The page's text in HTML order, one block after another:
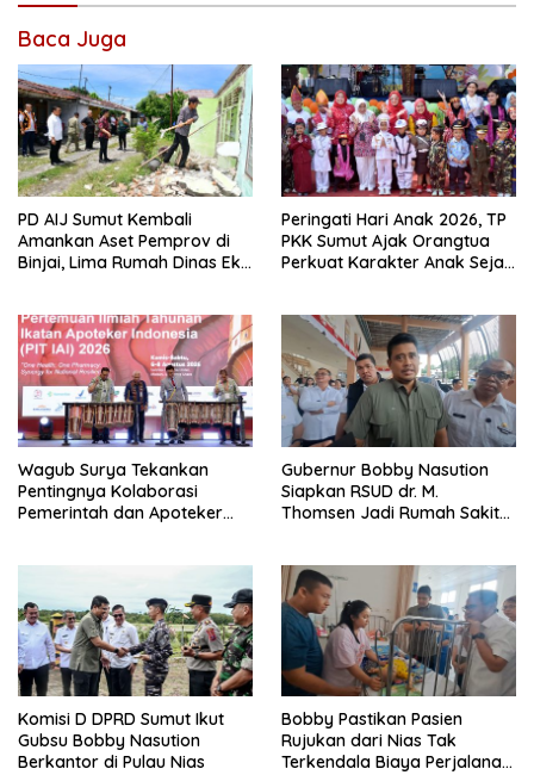
Baca Juga
PD AIJ Sumut Kembali
Amankan Aset Pemprov di
Binjai, Lima Rumah Dinas Eks
Peringati Hari Anak 2026, TP
PKK Sumut Ajak Orangtua
Perkuat Karakter Anak Sejak
Wagub Surya Tekankan
Pentingnya Kolaborasi
Pemerintah dan Apoteker
Gubernur Bobby Nasution
Siapkan RSUD dr. M.
Thomsen Jadi Rumah Sakit
Komisi D DPRD Sumut Ikut
Gubsu Bobby Nasution
Berkantor di Pulau Nias
Bobby Pastikan Pasien
Rujukan dari Nias Tak
Terkendala Biaya Perjalanan